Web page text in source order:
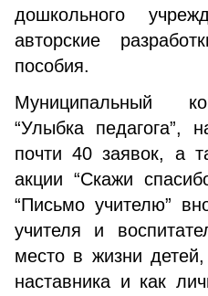
дошкольного
авторские
пособия.
Муниципальный
“Улыбка педагога”,
почти 40 заявок, а
акции “Скажи
“Письмо учителю”
учителя и
место в жизни
наставника и как